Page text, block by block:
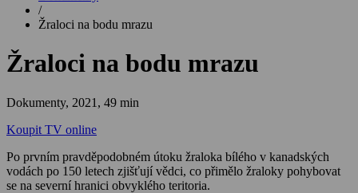
/
Žraloci na bodu mrazu
Žraloci na bodu mrazu
Dokumenty, 2021, 49 min
Koupit TV online
Po prvním pravděpodobném útoku žraloka bílého v kanadských
vodách po 150 letech zjišťují vědci, co přimělo žraloky pohybovat
se na severní hranici obvyklého teritoria.